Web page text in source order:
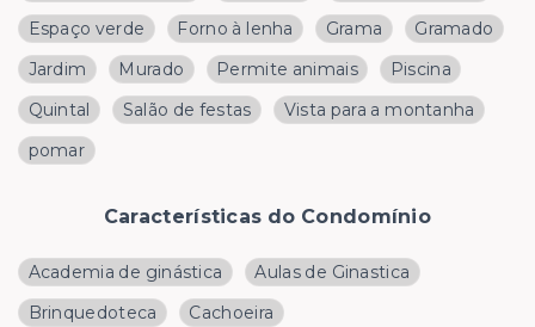
Espaço verde
Forno à lenha Grama
Gramado
Jardim
Murado Permite animais
Piscina
Quintal
Salão de festas
Vista para a montanha
pomar
Características do Condomínio
Academia de ginástica
Aulas de Ginastica
Brinquedoteca
Cachoeira